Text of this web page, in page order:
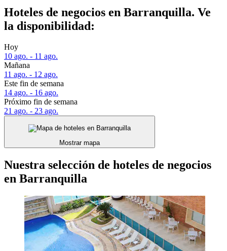
Hoteles de negocios en Barranquilla. Ve
la disponibilidad:
Hoy
10 ago. - 11 ago.
Mañana
11 ago. - 12 ago.
Este fin de semana
14 ago. - 16 ago.
Próximo fin de semana
21 ago. - 23 ago.
Mostrar mapa
Nuestra selección de hoteles de negocios
en Barranquilla